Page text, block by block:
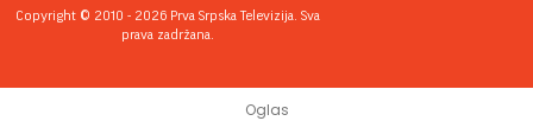
Copyright © 2010 - 2026 Prva Srpska Televizija. Sva
prava zadržana.